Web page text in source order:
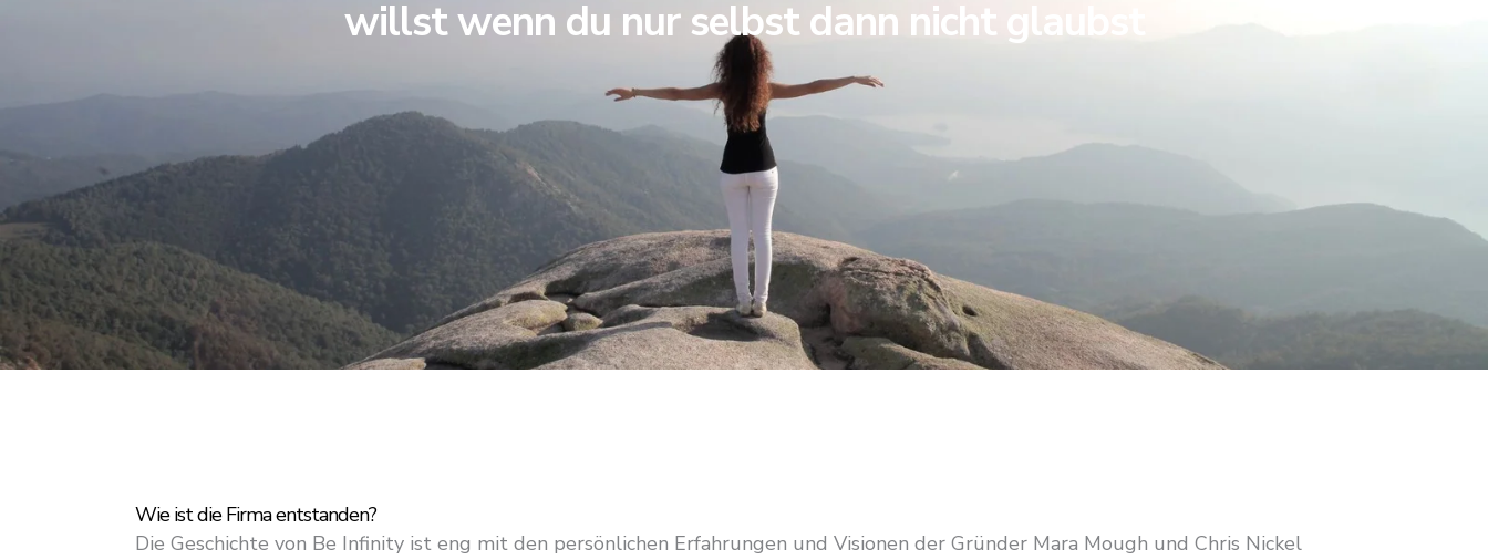
willst wenn du nur selbst dann nicht glaubst
Wie ist die Firma entstanden?
Die Geschichte von Be Infinity ist eng mit den persönlichen Erfahrungen und Visionen der Gründer Mara Mough und Chris Nickel